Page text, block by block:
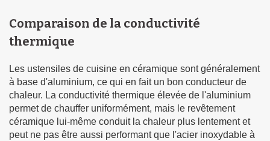
Comparaison de la conductivité
thermique
Les ustensiles de cuisine en céramique sont généralement
à base d'aluminium, ce qui en fait un bon conducteur de
chaleur. La conductivité thermique élevée de l'aluminium
permet de chauffer uniformément, mais le revêtement
céramique lui-même conduit la chaleur plus lentement et
peut ne pas être aussi performant que l'acier inoxydable à